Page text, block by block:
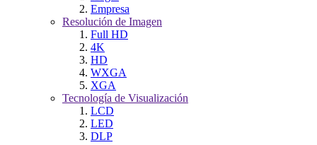
Empresa
Resolución de Imagen
Full HD
4K
HD
WXGA
XGA
Tecnología de Visualización
LCD
LED
DLP